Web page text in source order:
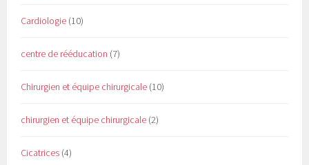
Cardiologie (10)
centre de rééducation (7)
Chirurgien et équipe chirurgicale (10)
chirurgien et équipe chirurgicale (2)
Cicatrices (4)